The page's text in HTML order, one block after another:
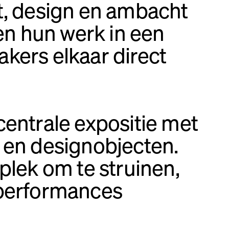
design en ambacht
hun werk in een
elkaar direct
expositie met
designobjecten.
om te struinen,